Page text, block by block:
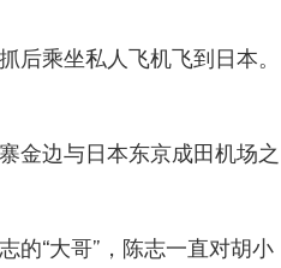
后乘坐私人飞机飞到日本。
金边与日本东京成田机场之
的“大哥”，陈志一直对胡小